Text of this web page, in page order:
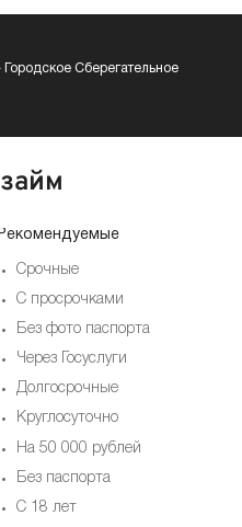
Городское Сберегательное
Рекомендуемые
Срочные
С просрочками
Без фото паспорта
Через Госуслуги
Долгосрочные
Круглосуточно
На 50 000 рублей
Без паспорта
С 18 лет